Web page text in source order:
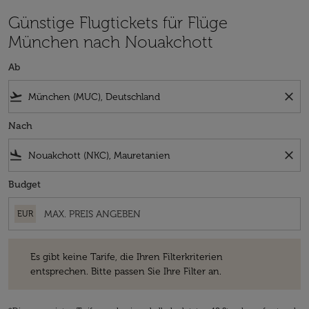
Günstige Flugtickets für Flüge
München nach Nouakchott
Ab
flight_takeoff close
Nach
flight_land close
Budget
EUR
Es gibt keine Tarife, die Ihren Filterkriterien
entsprechen. Bitte passen Sie Ihre Filter an.